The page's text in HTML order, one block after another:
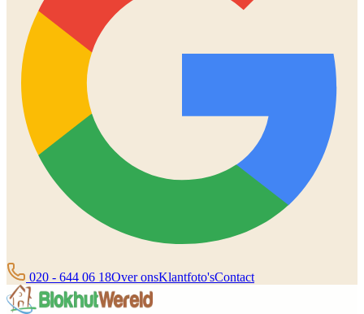
020 - 644 06 18Over onsKlantfoto'sContact